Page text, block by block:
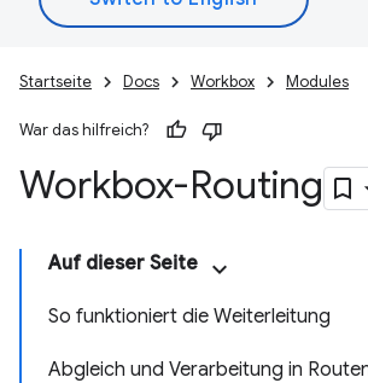
Startseite Docs Workbox Modules
War das hilfreich?
Workbox-Routing
Auf dieser Seite
So funktioniert die Weiterleitung
Abgleich und Verarbeitung in